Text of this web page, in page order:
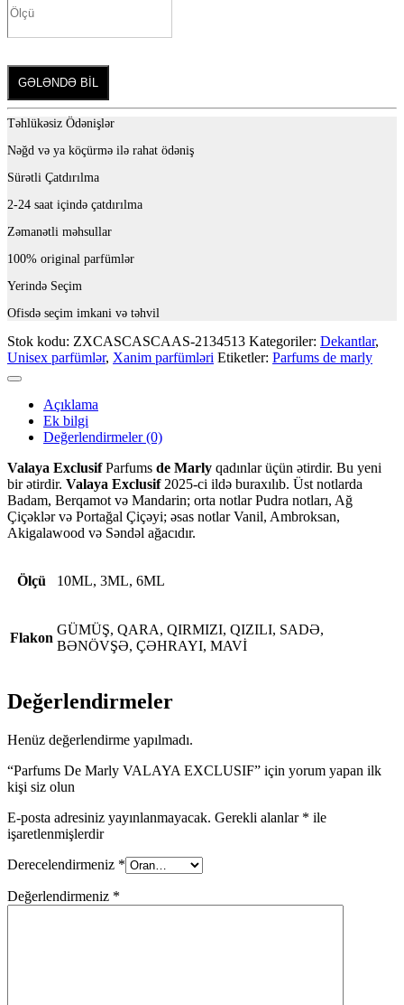
GƏLƏNDƏ BİL
Təhlükəsiz Ödənişlər
Nəğd və ya köçürmə ilə rahat ödəniş
Sürətli Çatdırılma
2-24 saat içində çatdırılma
Zəmanətli məhsullar
100% original parfümlər
Yerində Seçim
Ofisdə seçim imkani və təhvil
Stok kodu: ZXCASCASCAAS-2134513 Kategoriler: Dekantlar,
Unisex parfümlər, Xanim parfümləri Etiketler: Parfums de marly
Açıklama
Ek bilgi
Değerlendirmeler (0)
Valaya ExclusifParfums de Marly qadınlar üçün ətirdir. Bu yeni
bir ətirdir. Valaya Exclusif2025-ci ildə buraxılıb. Üst notlarda
Badam, Berqamot və Mandarin; orta notlar Pudra notları, Ağ
Çiçəklər və Portağal Çiçəyi; əsas notlar Vanil, Ambroksan,
Akigalawood və Səndəl ağacıdır.
Ölçü 10ML, 3ML, 6ML
Flakon
GÜMÜŞ, QARA, QIRMIZI, QIZILI, SADƏ,
BƏNÖVŞƏ, ÇƏHRAYI, MAVİ
Değerlendirmeler
Henüz değerlendirme yapılmadı.
“Parfums De Marly VALAYA EXCLUSIF” için yorum yapan ilk
kişi siz olun
E-posta adresiniz yayınlanmayacak. Gerekli alanlar * ile
işaretlenmişlerdir
Derecelendirmeniz *
Değerlendirmeniz *